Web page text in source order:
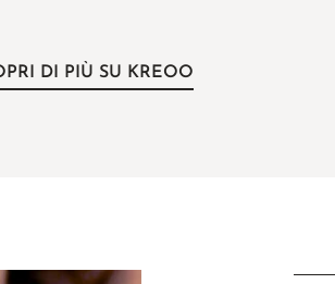
DI PIÙ SU KREOO